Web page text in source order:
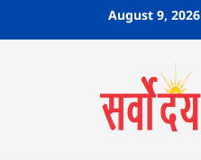
August 9, 2026